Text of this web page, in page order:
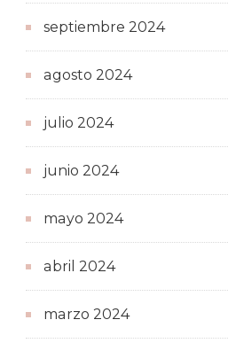
septiembre 2024
agosto 2024
julio 2024
junio 2024
mayo 2024
abril 2024
marzo 2024